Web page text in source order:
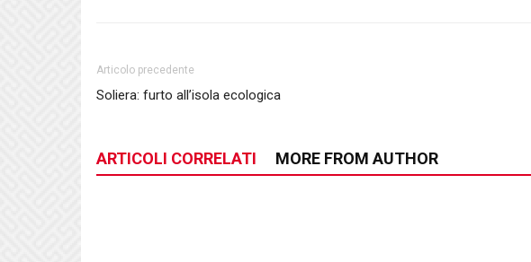
Articolo precedente
Soliera: furto all’isola ecologica
ARTICOLI CORRELATI MORE FROM AUTHOR